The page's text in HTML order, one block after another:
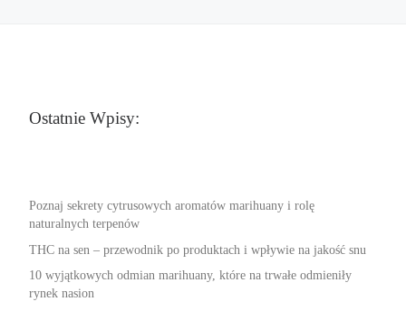
Ostatnie Wpisy:
Poznaj sekrety cytrusowych aromatów marihuany i rolę
naturalnych terpenów
THC na sen – przewodnik po produktach i wpływie na jakość snu
10 wyjątkowych odmian marihuany, które na trwałe odmieniły
rynek nasion